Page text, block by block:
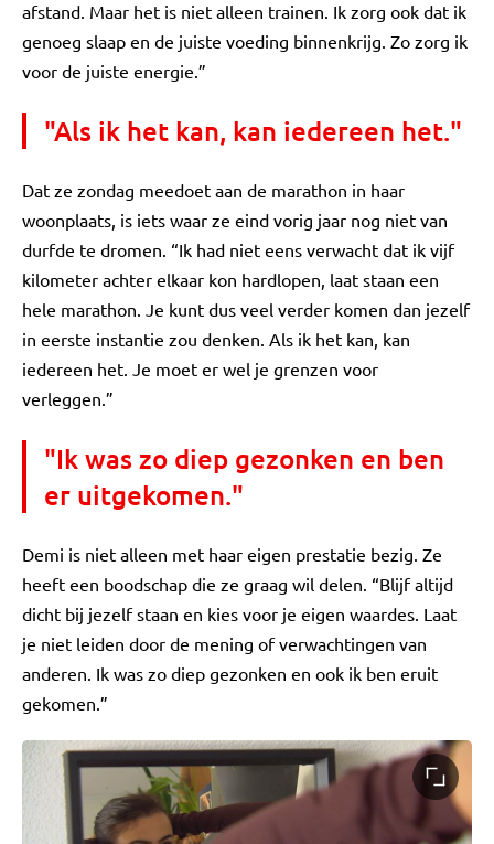
afstand. Maar het is niet alleen trainen. Ik zorg ook dat ik
genoeg slaap en de juiste voeding binnenkrijg. Zo zorg ik
voor de juiste energie.”
"Als ik het kan, kan iedereen het."
Dat ze zondag meedoet aan de marathon in haar
woonplaats, is iets waar ze eind vorig jaar nog niet van
durfde te dromen. “Ik had niet eens verwacht dat ik vijf
kilometer achter elkaar kon hardlopen, laat staan een
hele marathon. Je kunt dus veel verder komen dan jezelf
in eerste instantie zou denken. Als ik het kan, kan
iedereen het. Je moet er wel je grenzen voor
verleggen.”
"Ik was zo diep gezonken en ben
er uitgekomen."
Demi is niet alleen met haar eigen prestatie bezig. Ze
heeft een boodschap die ze graag wil delen. “Blijf altijd
dicht bij jezelf staan en kies voor je eigen waardes. Laat
je niet leiden door de mening of verwachtingen van
anderen. Ik was zo diep gezonken en ook ik ben eruit
gekomen.”